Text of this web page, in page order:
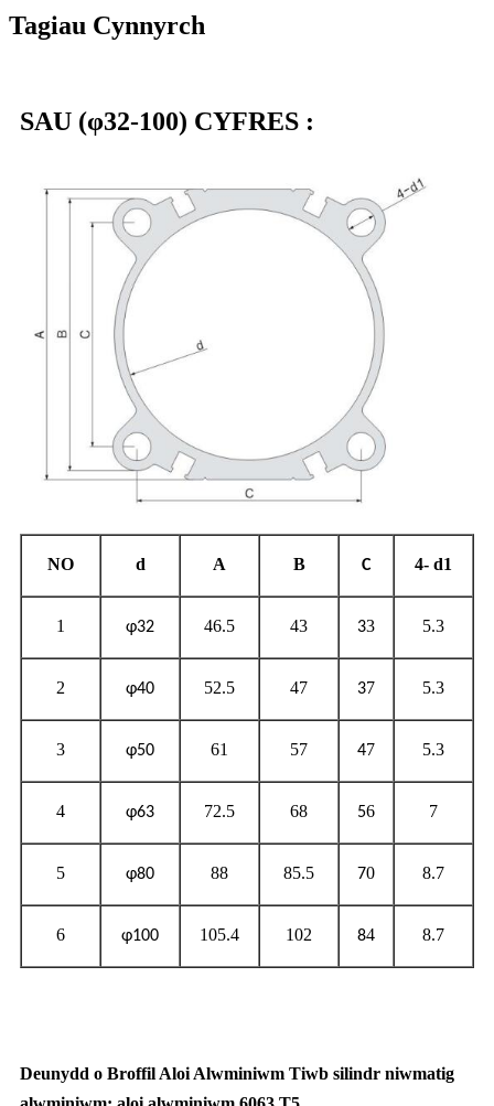
Tagiau Cynnyrch
SAU (φ32-100) CYFRES :
NO d A B C 4- d1
1 φ32 46.5 43 33 5.3
2 φ40 52.5 47 37 5.3
3 φ50 61 57 47 5.3
4 φ63 72.5 68 56 7
5 φ80 88 85.5 70 8.7
6 φ100 105.4 102 84 8.7
Deunydd o Broffil Aloi Alwminiwm Tiwb silindr niwmatig